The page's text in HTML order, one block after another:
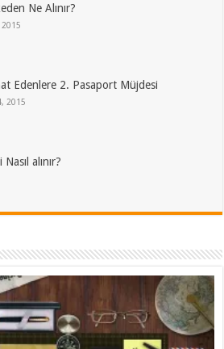
Ne Alınır?
Edenlere 2. Pasaport Müjdesi
2015
alınır?